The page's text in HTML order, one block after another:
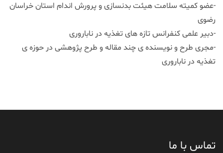
-عضو کمیته سلامت هیئت بدنسازی و پرورش اندام استان خراسان
رضوی
-دبیر علمی کنفرانس تازه های تغذیه در ناباروری
-مجری طرح و نویسنده ی چند مقاله و طرح پژوهشی در حوزه ی
تغذیه در ناباروری
تماس با ما